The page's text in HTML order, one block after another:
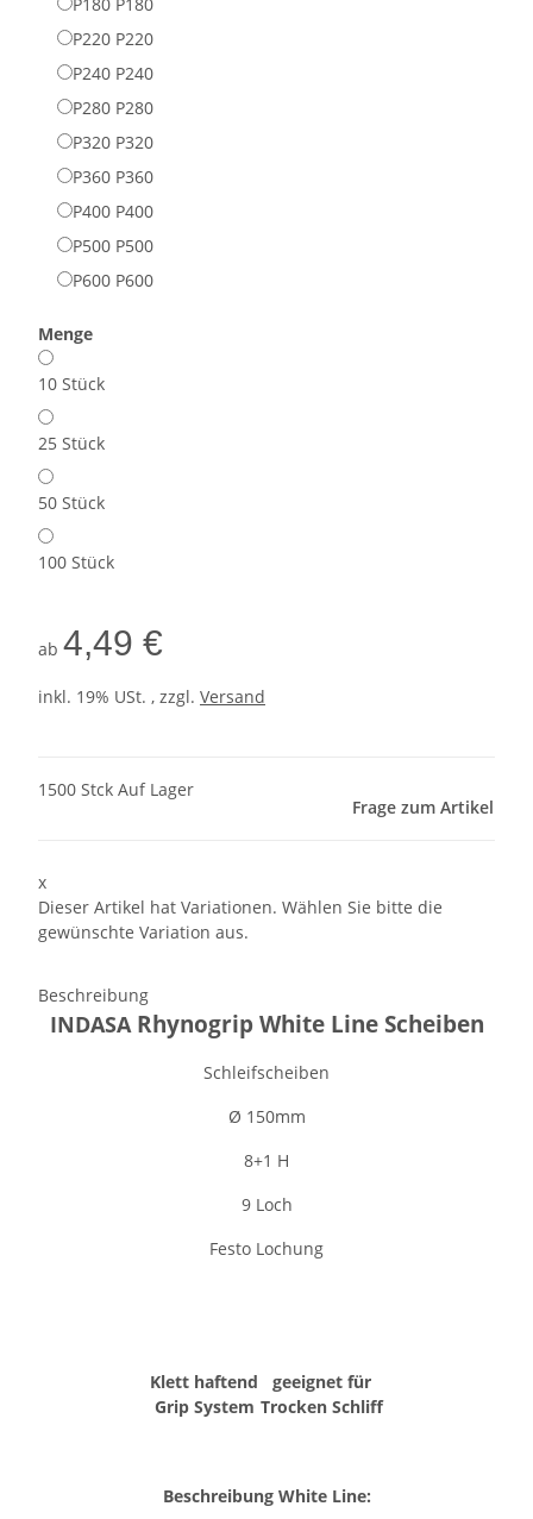
P220 P220
P240 P240
P280 P280
P320 P320
P360 P360
P400 P400
P500 P500
P600 P600
Menge
10 Stück
25 Stück
50 Stück
100 Stück
ab 4,49 €
inkl. 19% USt. , zzgl. Versand
1500 Stck Auf Lager
Frage zum Artikel
x
Dieser Artikel hat Variationen. Wählen Sie bitte die
gewünschte Variation aus.
Beschreibung
INDASA Rhynogrip White Line Scheiben
Schleifscheiben
Ø 150mm
8+1 H
9 Loch
Festo Lochung
Klett haftend
Grip System
geeignet für
Trocken Schliff
Beschreibung White Line: